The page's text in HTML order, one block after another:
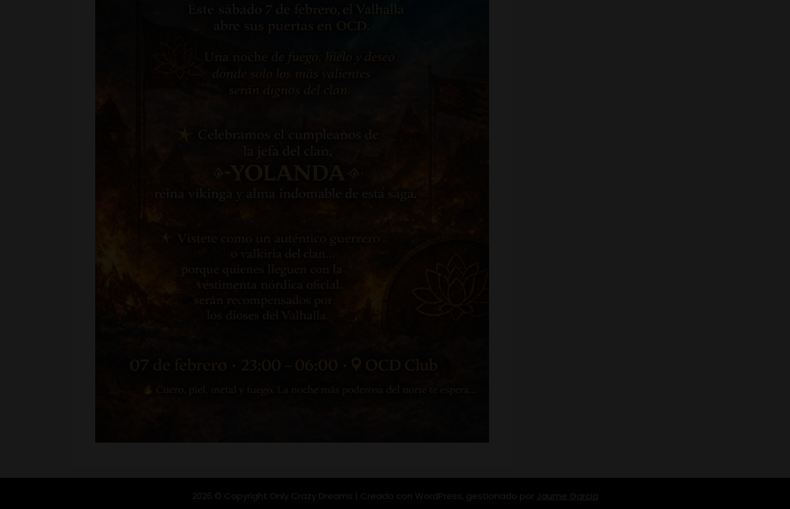
2026 © Copyright Only Crazy Dreams | Creado con WordPress, gestionado por Jaume Garcia